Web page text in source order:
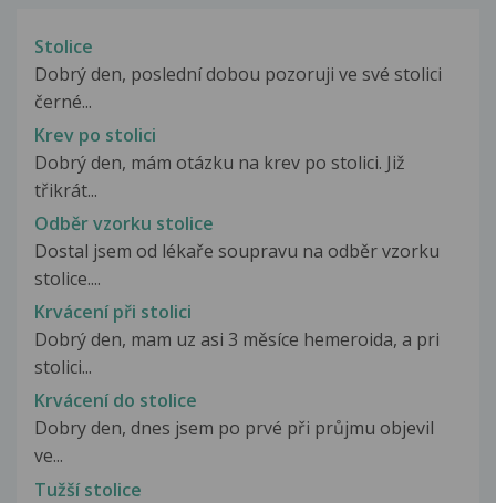
Stolice
Dobrý den, poslední dobou pozoruji ve své stolici
černé...
Krev po stolici
Dobrý den, mám otázku na krev po stolici. Již
třikrát...
Odběr vzorku stolice
Dostal jsem od lékaře soupravu na odběr vzorku
stolice....
Krvácení při stolici
Dobrý den, mam uz asi 3 měsíce hemeroida, a pri
stolici...
Krvácení do stolice
Dobry den, dnes jsem po prvé při průjmu objevil
ve...
Tužší stolice